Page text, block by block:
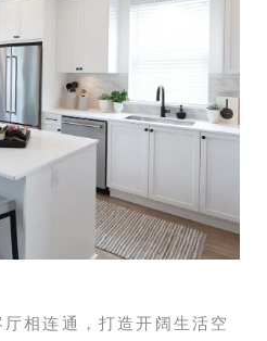
相连通，打造开阔生活空